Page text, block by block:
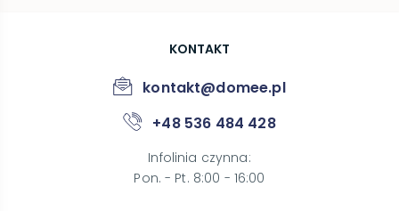
KONTAKT
kontakt@domee.pl
+48 536 484 428
Infolinia czynna:
Pon. - Pt. 8:00 - 16:00